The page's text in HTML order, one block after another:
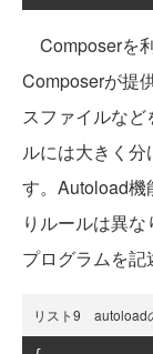
Composerを
Composerが提
スファイルな
ルには大きく
す。Autoload機
りルールは異
プログラムを記
リスト9 autoload